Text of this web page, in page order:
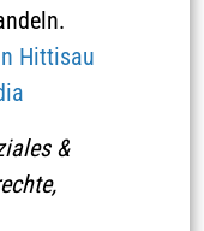
Hittisau
&